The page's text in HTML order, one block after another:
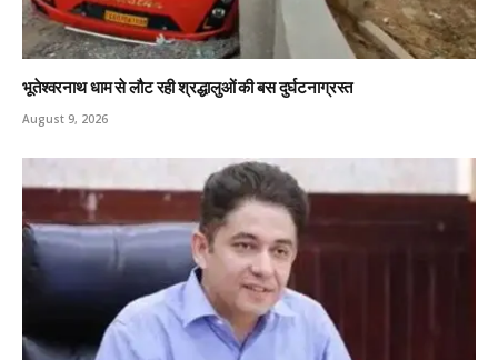
भूतेश्वरनाथ धाम से लौट रही श्रद्धालुओं की बस दुर्घटनाग्रस्त
August 9, 2026